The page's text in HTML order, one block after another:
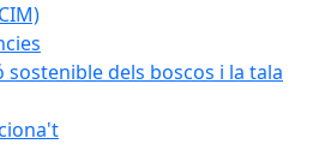
sostenible dels boscos i la tala